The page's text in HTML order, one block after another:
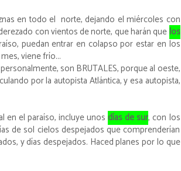
en todo el norte, dejando el miércoles con
con vientos de norte, que harán quelos
puedan entrar en colapso por estar en los
viene frío...
son BRUTALES, porque al oeste,
por la autopista Atlántica, y esa autopista,
en el paraíso, incluye unosdías de sur, con los
de sol cielos despejados que comprenderían
y días despejados. Haced planes por lo que